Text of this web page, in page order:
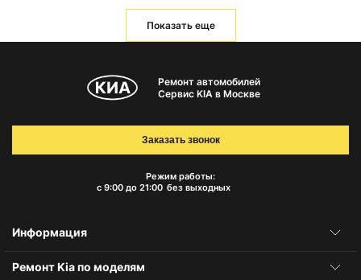
Показать еще
Ремонт автомобилей
Сервис KIA в Москве
Режим работы:
с 9:00 до 21:00 без выходных
Заказать звонок
Информация
Ремонт Kia по моделям